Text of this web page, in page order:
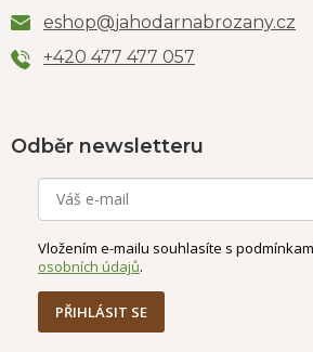
eshop@jahodarnabrozany.cz
+420 477 477 057
Odběr newsletteru
Vložením e-mailu souhlasíte s
osobních údajů.
PŘIHLÁSIT SE